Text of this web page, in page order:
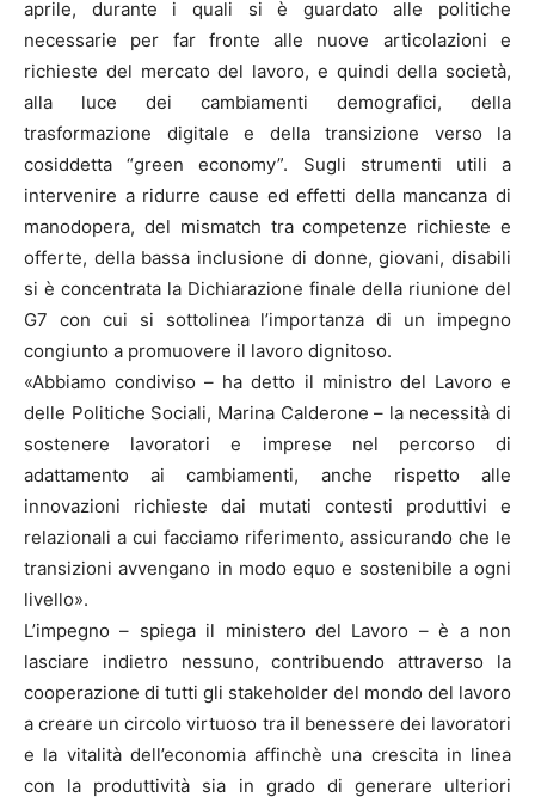
aprile, durante i quali si è guardato alle politiche
necessarie per far fronte alle nuove articolazioni e
richieste del mercato del lavoro, e quindi della società,
alla luce dei cambiamenti demografici, della
trasformazione digitale e della transizione verso la
cosiddetta “green economy”. Sugli strumenti utili a
intervenire a ridurre cause ed effetti della mancanza di
manodopera, del mismatch tra competenze richieste e
offerte, della bassa inclusione di donne, giovani, disabili
si è concentrata la Dichiarazione finale della riunione del
G7 con cui si sottolinea l’importanza di un impegno
congiunto a promuovere il lavoro dignitoso.
«Abbiamo condiviso – ha detto il ministro del Lavoro e
delle Politiche Sociali, Marina Calderone – la necessità di
sostenere lavoratori e imprese nel percorso di
adattamento ai cambiamenti, anche rispetto alle
innovazioni richieste dai mutati contesti produttivi e
relazionali a cui facciamo riferimento, assicurando che le
transizioni avvengano in modo equo e sostenibile a ogni
livello».
L’impegno – spiega il ministero del Lavoro – è a non
lasciare indietro nessuno, contribuendo attraverso la
cooperazione di tutti gli stakeholder del mondo del lavoro
a creare un circolo virtuoso tra il benessere dei lavoratori
e la vitalità dell’economia affinchè una crescita in linea
con la produttività sia in grado di generare ulteriori